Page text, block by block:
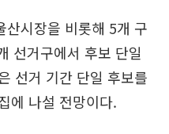
산시장을 비롯해 5개 구
선거구에서 후보 단일
선거 기간 단일 후보를
에 나설 전망이다.